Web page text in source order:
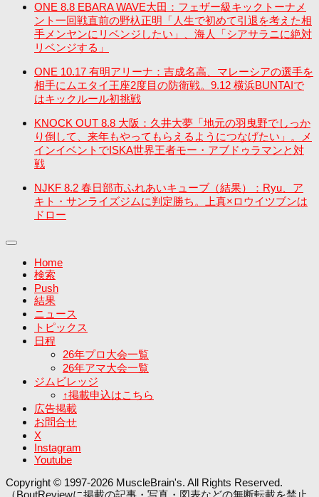
ONE 8.8 EBARA WAVE大田：フェザー級キックトーナメ
ント一回戦直前の野杁正明「人生で初めて引退を考えた相
手メンヤンにリベンジしたい」、海人「シアサラニに絶対
リベンジする」
ONE 10.17 有明アリーナ：吉成名高、マレーシアの選手を
相手にムエタイ王座2度目の防衛戦。9.12 横浜BUNTAIで
はキックルール初挑戦
KNOCK OUT 8.8 大阪：久井大夢「地元の羽曳野でしっか
り倒して、来年もやってもらえるようにつなげたい」。メ
インイベントでISKA世界王者モー・アブドゥラマンと対
戦
NJKF 8.2 春日部市ふれあいキューブ（結果）：Ryu、ア
キト・サンライズジムに判定勝ち。上真×ロウイツブンは
ドロー
Home
検索
Push
結果
ニュース
トピックス
日程
26年プロ大会一覧
26年アマ大会一覧
ジムビレッジ
↑掲載申込はこちら
広告掲載
お問合せ
X
Instagram
Youtube
Copyright © 1997-2026 MuscleBrain's. All Rights Reserved.
（BoutReviewに掲載の記事・写真・図表などの無断転載を禁止